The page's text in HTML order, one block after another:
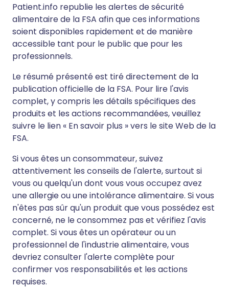
Patient.info republie les alertes de sécurité
alimentaire de la FSA afin que ces informations
soient disponibles rapidement et de manière
accessible tant pour le public que pour les
professionnels.
Le résumé présenté est tiré directement de la
publication officielle de la FSA. Pour lire l'avis
complet, y compris les détails spécifiques des
produits et les actions recommandées, veuillez
suivre le lien « En savoir plus » vers le site Web de la
FSA.
Si vous êtes un consommateur, suivez
attentivement les conseils de l'alerte, surtout si
vous ou quelqu'un dont vous vous occupez avez
une allergie ou une intolérance alimentaire. Si vous
n'êtes pas sûr qu'un produit que vous possédez est
concerné, ne le consommez pas et vérifiez l'avis
complet. Si vous êtes un opérateur ou un
professionnel de l'industrie alimentaire, vous
devriez consulter l'alerte complète pour
confirmer vos responsabilités et les actions
requises.